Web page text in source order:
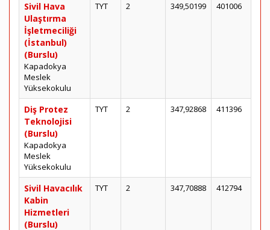
Sivil Hava
Ulaştırma
İşletmeciliği
(İstanbul)
(Burslu)
Kapadokya
Meslek
Yüksekokulu
TYT 2 349,50199 401006
Diş Protez
Teknolojisi
(Burslu)
Kapadokya
Meslek
Yüksekokulu
TYT 2 347,92868 411396
Sivil Havacılık
Kabin
Hizmetleri
(Burslu)
TYT 2 347,70888 412794